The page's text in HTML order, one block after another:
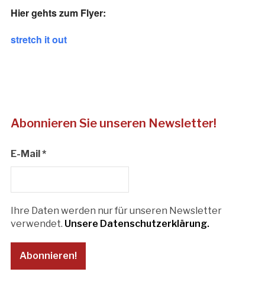
Hier gehts zum Flyer:
stretch it out
Abonnieren Sie unseren Newsletter!
E-Mail*
Ihre Daten werden nur für unseren Newsletter
verwendet. Unsere Datenschutzerklärung.